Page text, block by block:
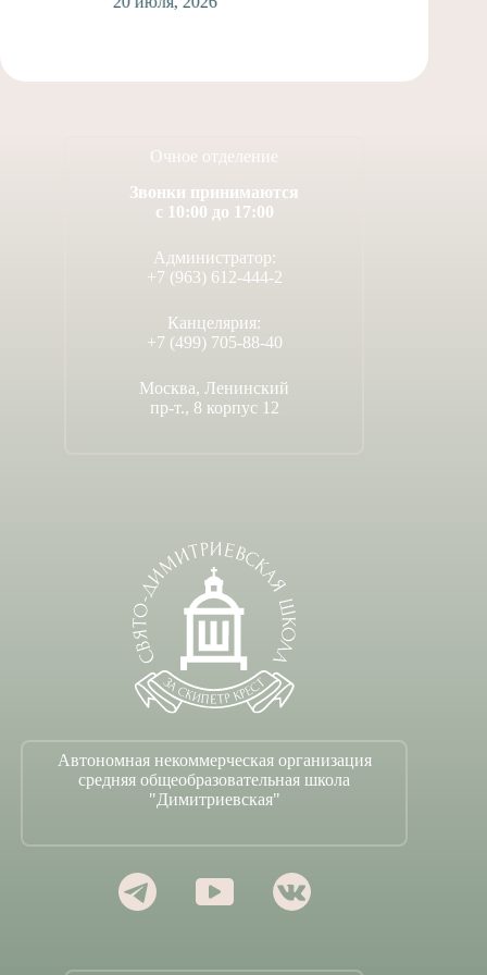
Очное отделение
Звонки принимаются
с 10:00 до 17:00
Администратор:
+7 (963) 612-444-2
Канцелярия:
+7 (499) 705-88-40
Москва, Ленинский
пр-т., 8 корпус 12
Автономная некоммерческая организация
средняя общеобразовательная школа
"Димитриевская"